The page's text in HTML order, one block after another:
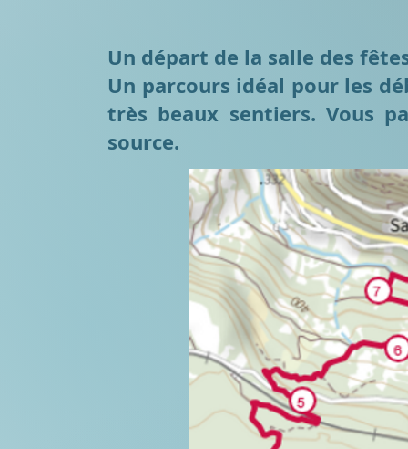
Un départ de la salle des
Un parcours idéal pour les
très beaux sentiers. Vous
source.